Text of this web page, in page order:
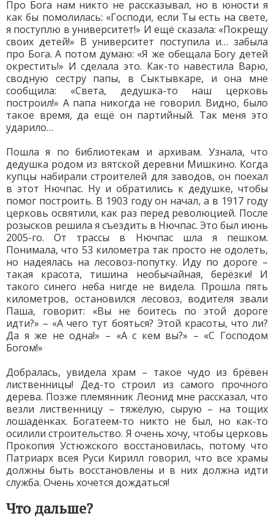
Про Бога нам никто не рассказывал, но в юности я
как бы помолилась: «Господи, если Ты есть на свете,
я поступлю в университет!» И ещё сказала: «Покрещу
своих детей!» В университет поступила и… забыла
про Бога. А потом думаю: «Я же обещала Богу детей
окрестить!» И сделала это. Как-то навестила Варю,
сводную сестру папы, в Сыктывкаре, и она мне
сообщила: «Света, дедушка-то наш церковь
построил!» А папа никогда не говорил. Видно, было
такое время, да ещё он партийный. Так меня это
ударило…
Пошла я по библиотекам и архивам. Узнала, что
дедушка родом из вятской деревни Мишкино. Когда
купцы набирали строителей для заводов, он поехал
в этот Нючпас. Ну и обратились к дедушке, чтобы
помог построить. В 1903 году он начал, а в 1917 году
церковь освятили, как раз перед революцией. После
розысков решила я съездить в Нючпас. Это был июнь
2005-го. От трассы в Нючпас шла я пешком.
Понимала, что 53 километра так просто не одолеть,
но надеялась на лесовоз-попутку. Иду по дороге –
такая красота, тишина необычайная, берёзки! И
такого синего неба нигде не видела. Прошла пять
километров, остановился лесовоз, водителя звали
Паша, говорит: «Вы не боитесь по этой дороге
идти?» – «А чего тут бояться? Этой красоты, что ли?
Да я же не одна!» – «А с кем вы?» – «С Господом
Богом!»
Добралась, увидела храм – такое чудо из брёвен
лиственницы! Дед-то строил из самого прочного
дерева. Позже племянник Леонид мне рассказал, что
везли лиственницу – тяжёлую, сырую – на тощих
лошадёнках. Богатеем-то никто не был, но как-то
осилили строительство. Я очень хочу, чтобы церковь
Прокопия Устюжского восстановилась, потому что
Патриарх всея Руси Кирилл говорил, что все храмы
должны быть восстановлены и в них должна идти
служба. Очень хочется дождаться!
Что дальше?